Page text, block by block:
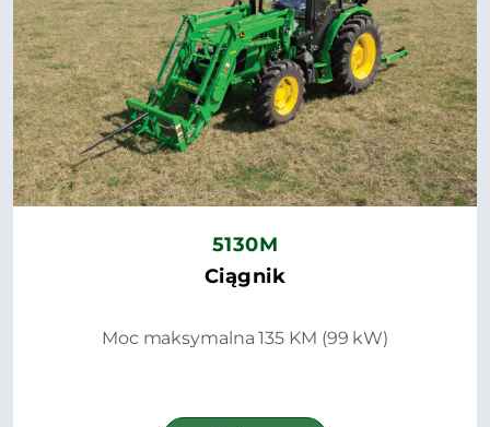
5130M
Ciągnik
Moc maksymalna 135 KM (99 kW)